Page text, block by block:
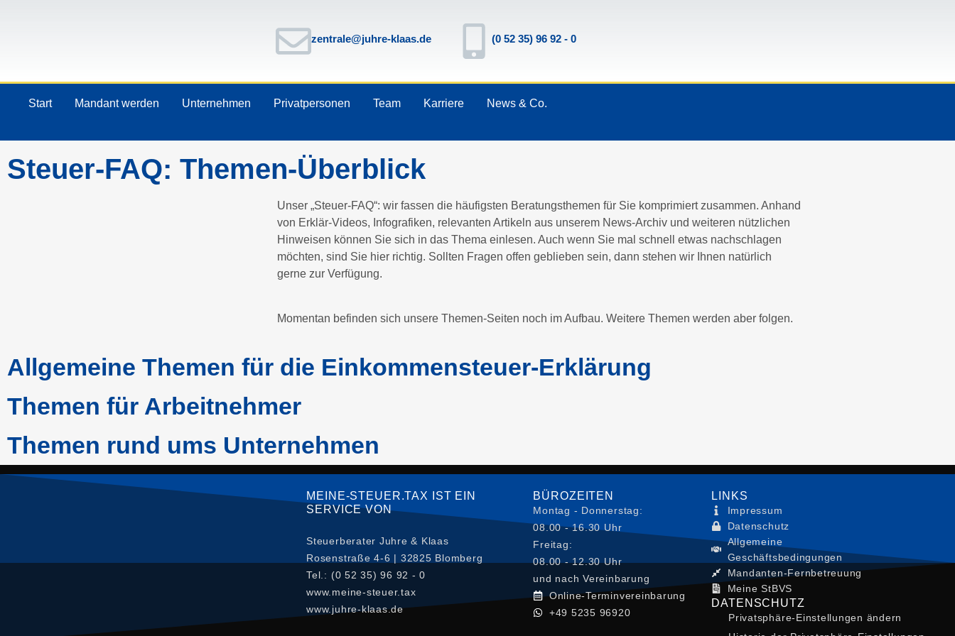
zentrale@juhre-klaas.de (0 52 35) 96 92 - 0
Start Mandant werden Unternehmen Privatpersonen Team Karriere News & Co.
Steuer-FAQ: Themen-Überblick
Unser „Steuer-FAQ“: wir fassen die häufigsten Beratungsthemen für Sie komprimiert zusammen. Anhand
von Erklär-Videos, Infografiken, relevanten Artikeln aus unserem News-Archiv und weiteren nützlichen
Hinweisen können Sie sich in das Thema einlesen. Auch wenn Sie mal schnell etwas nachschlagen
möchten, sind Sie hier richtig. Sollten Fragen offen geblieben sein, dann stehen wir Ihnen natürlich
gerne zur Verfügung.
Momentan befinden sich unsere Themen-Seiten noch im Aufbau. Weitere Themen werden aber folgen.
Allgemeine Themen für die Einkommensteuer-Erklärung
Themen für Arbeitnehmer
Themen rund ums Unternehmen
MEINE-STEUER.TAX IST EIN
SERVICE VON
Steuerberater Juhre & Klaas
Rosenstraße 4-6 | 32825 Blomberg
Tel.: (0 52 35) 96 92 - 0
www.meine-steuer.tax
www.juhre-klaas.de
BÜROZEITEN
Montag - Donnerstag:
08.00 - 16.30 Uhr
Freitag:
08.00 - 12.30 Uhr
und nach Vereinbarung
Online-Terminvereinbarung
+49 5235 96920
LINKS
Impressum
Datenschutz
Allgemeine
Geschäftsbedingungen
Mandanten-Fernbetreuung
Meine StBVS
DATENSCHUTZ
Privatsphäre-Einstellungen ändern